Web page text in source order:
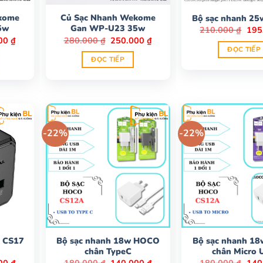
₫.
₫Giá
hiện
Củ Sạc Nhanh Wekome
Gan WP-U23 35w
280.000₫ Giá
gốc
là:
280.000 ₫.
250.000 ₫Giá
hiện
ĐỌC TIẾP
Bộ sạc nhanh
210.000₫ Giá
là:
ĐỌC TIẾP
-22%
Bộ sạc nhanh 18w HOCO
chân TypeC
-22%
Bộ sạc nhanh
chân Micro